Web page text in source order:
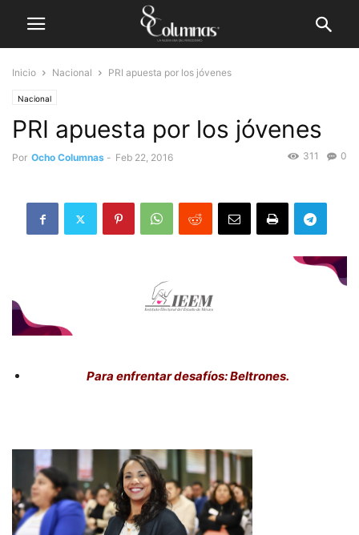
Inicio Nacional PRI apuesta por los jóvenes
Nacional
PRI apuesta por los jóvenes
Por Ocho Columnas - Feb 22, 2016 0
311
Para enfrentar desafíos: Beltrones.